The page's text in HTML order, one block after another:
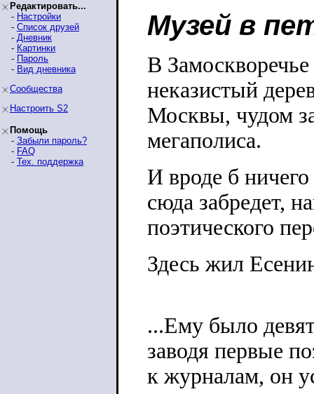
Редактировать...
- Настройки
- Список друзей
- Дневник
- Картинки
- Пароль
- Вид дневника
Сообщества
Настроить S2
Помощь
- Забыли пароль?
- FAQ
- Тех. поддержка
Музей в
В Замоскворечье
неказистый
Москвы, чудом
мегаполиса.
И вроде б ничего
сюда забредет,
поэтического
Здесь жил
...Ему было
заводя первые
к журналам, он